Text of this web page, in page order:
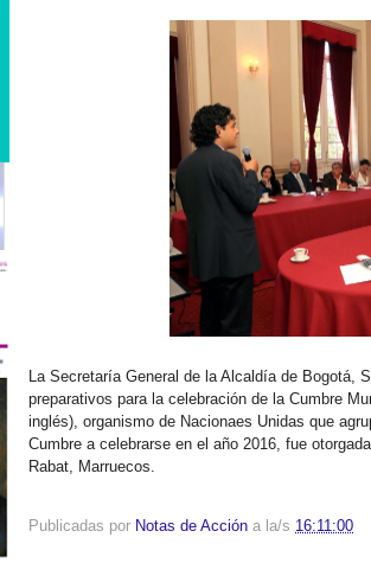
La Secretaría General de la Alcaldía de Bogotá,
preparativos para la celebración de la Cumbre
inglés), organismo de Nacionaes Unidas que
Cumbre a celebrarse en el año 2016, fue
Rabat, Marruecos.
Publicadas por Notas de Acción a la/s 16:11:00